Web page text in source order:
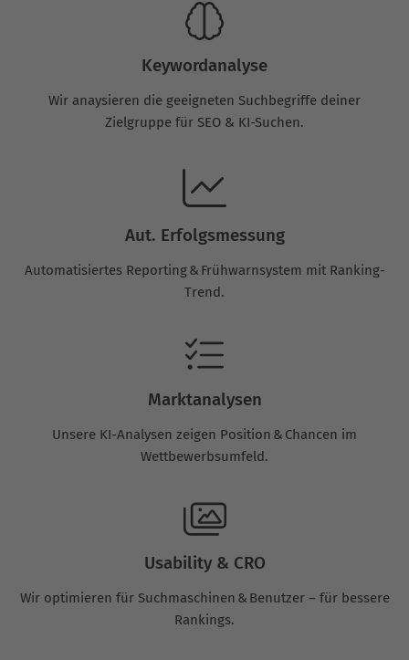
Keywordanalyse
Wir anaysieren die geeigneten Suchbegriffe deiner
Zielgruppe für SEO & KI-Suchen.
Aut. Erfolgsmessung
Automatisiertes Reporting & Frühwarnsystem mit Ranking-
Trend.
Marktanalysen
Unsere KI-Analysen zeigen Position & Chancen im
Wettbewerbsumfeld.
Usability & CRO
Wir optimieren für Suchmaschinen & Benutzer – für bessere
Rankings.